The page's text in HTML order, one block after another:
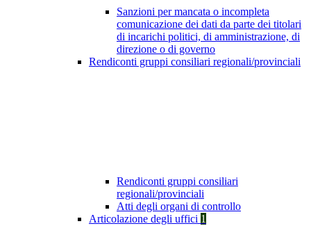
Sanzioni per mancata o incompleta
comunicazione dei dati da parte dei titolari
di incarichi politici, di amministrazione, di
direzione o di governo
Rendiconti gruppi consiliari regionali/provinciali
Rendiconti gruppi consiliari
regionali/provinciali
Atti degli organi di controllo
Articolazione degli uffici 1